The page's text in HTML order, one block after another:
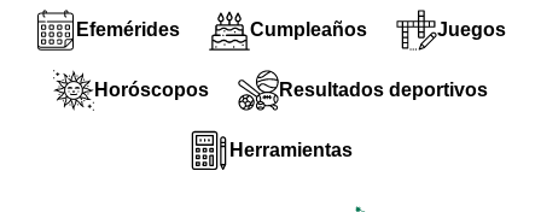
Efemérides Cumpleaños Juegos
Horóscopos Resultados deportivos
Herramientas